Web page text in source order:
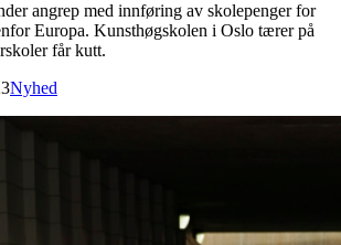
angrep med innføring av skolepenger for
Europa. Kunsthøgskolen i Oslo tærer på
får kutt.
Nyhed